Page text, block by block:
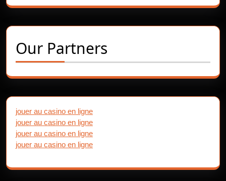
Our Partners
jouer au casino en ligne
jouer au casino en ligne
jouer au casino en ligne
jouer au casino en ligne